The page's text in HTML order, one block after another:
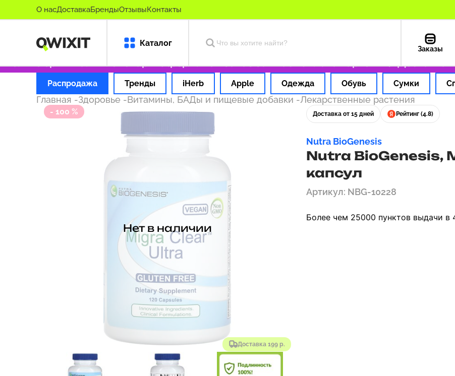
О насДоставкаБрендыОтзывыКонтакты
Каталог
Заказы
оригинальные товары Оформляем заказ за 1 час Оплата картой РФ Доставка из
Распродажа Тренды iHerb Apple Одежда Обувь Сумки
Главная -Здоровье -Витамины, БАДы и пищевые добавки -Лекарственные растения
- 100 %
Доставка 199 р.
Нет в наличии
Доставка от 15 дней Рейтинг (4.8)
Nutra BioGenesis
Nutra BioGenesis,
капсул
Артикул: NBG-10228
Более чем 25000 пунктов выдачи в